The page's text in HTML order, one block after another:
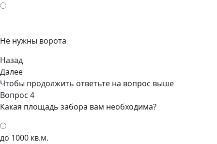
Не нужны ворота
Назад
Далее
Чтобы продолжить ответьте на вопрос выше
Вопрос 4
Какая площадь забора вам необходима?
до 1000 кв.м.